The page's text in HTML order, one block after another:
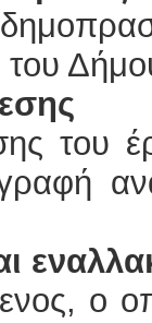
του
του
ο